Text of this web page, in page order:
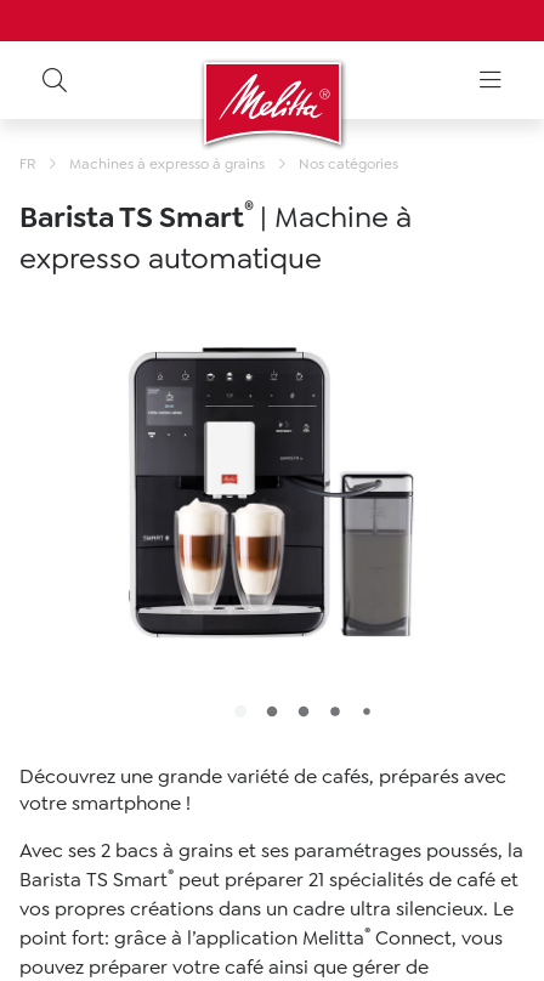
FR Machines à expresso à grains Nos catégories
Barista TS Smart® | Machine à
expresso automatique
Découvrez une grande variété de cafés, préparés avec
votre smartphone !
Avec ses 2 bacs à grains et ses paramétrages poussés, la
Barista TS Smart® peut préparer 21 spécialités de café et
vos propres créations dans un cadre ultra silencieux. Le
point fort: grâce à l’application Melitta® Connect, vous
pouvez préparer votre café ainsi que gérer de